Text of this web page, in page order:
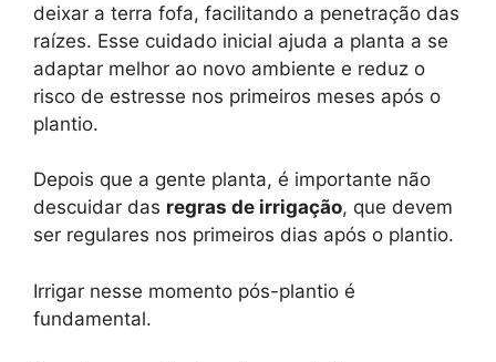
deixar a terra fofa, facilitando a penetração das
raízes. Esse cuidado inicial ajuda a planta a se
adaptar melhor ao novo ambiente e reduz o
risco de estresse nos primeiros meses após o
plantio.
Depois que a gente planta, é importante não
descuidar das regras de irrigação, que devem
ser regulares nos primeiros dias após o plantio.
Irrigar nesse momento pós-plantio é
fundamental.